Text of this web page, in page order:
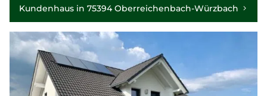
Kundenhaus in 75394 Oberreichenbach-Würzbach